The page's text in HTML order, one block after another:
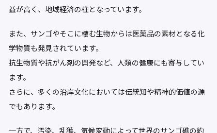
益が高く、地域経済の柱となっています。
また、サンゴやそこに棲む生物からは医薬品の素材となる化
学物質も発見されています。
抗生物質や抗がん剤の開発など、人類の健康にも寄与してい
ます。
さらに、多くの沿岸文化においては伝統知や精神的価値の源
でもあります。
一方で、汚染、乱獲、気候変動によって世界のサンゴ礁の約